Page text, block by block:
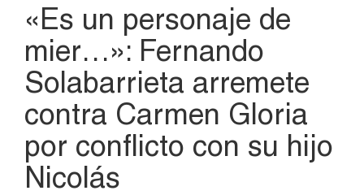
«Es un personaje de
mier…»: Fernando
Solabarrieta arremete
contra Carmen Gloria
por conflicto con su hijo
Nicolás